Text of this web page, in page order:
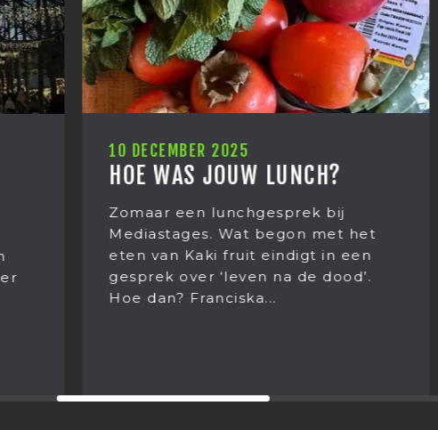
10 DECEMBER 2025
HOE WAS JOUW LUNCH?
Zomaar een lunchgesprek bij
Mediastages. Wat begon met het
eten van Kaki fruit eindigt in een
gesprek over ‘leven na de dood’.
Hoe dan? Franciska...